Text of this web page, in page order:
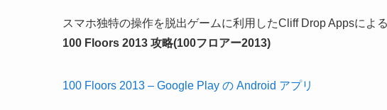
スマホ独特の操作を脱出ゲームに利用したCliff Drop Appsによ
100 Floors 2013 攻略(100フロアー2013)
100 Floors 2013 – Google Play の Android アプリ